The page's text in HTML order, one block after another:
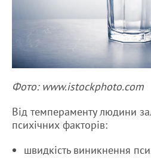
Фото: www.istockphoto.com
Від темпераменту людини
психічних факторів:
швидкість виникнення